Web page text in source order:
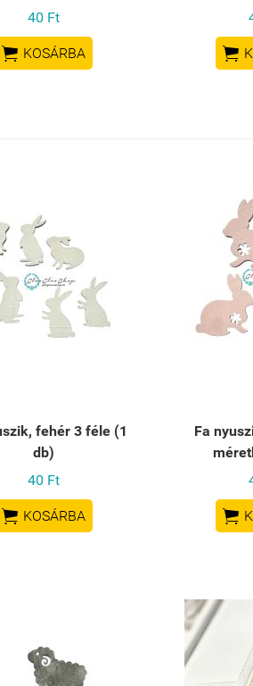
40 Ft
 KOSÁRBA 
fehér 3 féle (1
db)
40 Ft
 KOSÁRBA
Fa
